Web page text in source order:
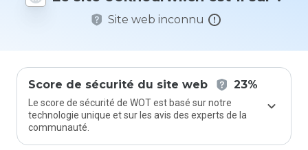
Site web inconnu
Score de sécurité du site web 23%
Le score de sécurité de WOT est basé sur notre
technologie unique et sur les avis des experts de la
communauté.